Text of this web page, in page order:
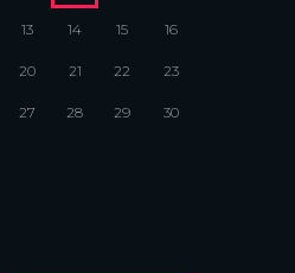
13 14 15 16
20 21 22 23
27 28 29 30